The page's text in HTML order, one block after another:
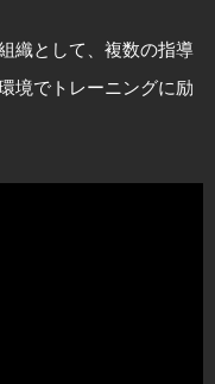
織として、複数の指導
境でトレーニングに励